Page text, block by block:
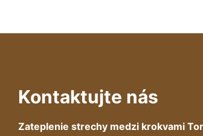
Kontaktujte nás
Zateplenie strechy medzi krokvami